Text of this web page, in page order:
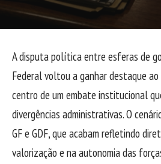
A disputa política entre esferas de
Federal voltou a ganhar destaque
centro de um embate institucional
divergências administrativas. O
GF e GDF, que acabam refletindo
valorização e na autonomia das